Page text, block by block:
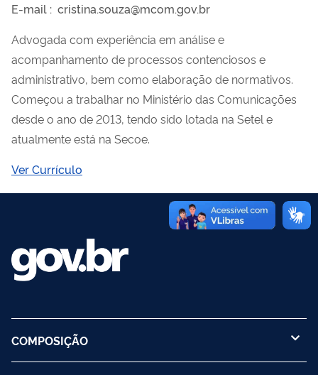
E-mail : cristina.souza@mcom.gov.br
Advogada com experiência em análise e
acompanhamento de processos contenciosos e
administrativo, bem como elaboração de normativos.
Começou a trabalhar no Ministério das Comunicações
desde o ano de 2013, tendo sido lotada na Setel e
atualmente está na Secoe.
Ver Currículo
COMPOSIÇÃO